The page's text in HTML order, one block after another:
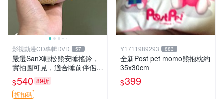
影視動漫CD專輯DVD 57
嚴選SanX輕松熊安睡搖鈴，
實拍圖可見，適合睡前伴侶，
Picks安撫好物 0325 懸吊 電
腦
$540 89折
折扣碼
Y1711989293 883
全新Post pet momo熊抱枕約
35x30cm
$399